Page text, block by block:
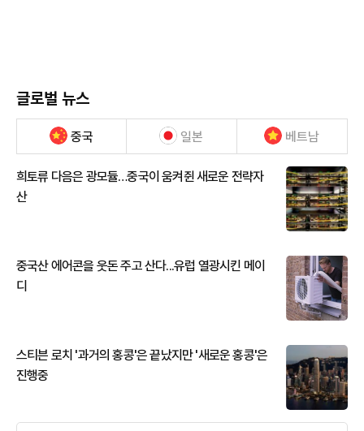
글로벌 뉴스
중국 일본 베트남
희토류 다음은 광모듈…중국이 움켜쥔 새로운 전략자
산
중국산 에어콘을 웃돈 주고 산다...유럽 열광시킨 메이
디
스티븐 로치 '과거의 홍콩'은 끝났지만 '새로운 홍콩'은
진행중